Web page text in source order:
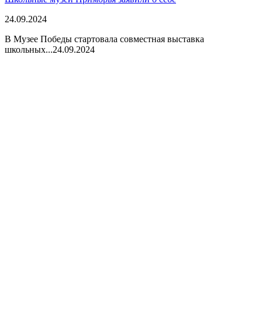
24.09.2024
В Музее Победы стартовала совместная выставка
школьных...24.09.2024